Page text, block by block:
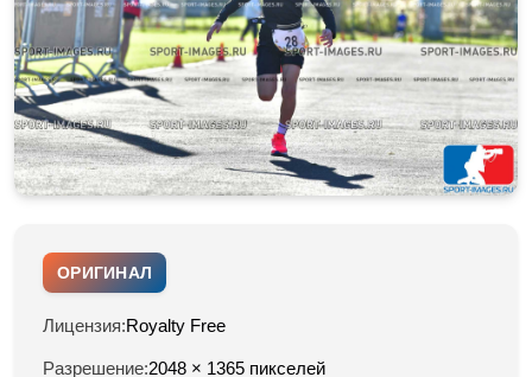
ОРИГИНАЛ
Лицензия:Royalty Free
Разрешение:2048 × 1365 пикселей